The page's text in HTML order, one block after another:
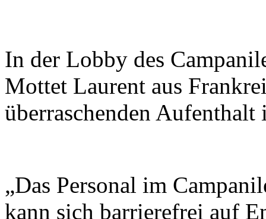
In der Lobby des
Mottet Laurent aus
überraschenden
„Das Personal im
kann sich barrierefrei auf